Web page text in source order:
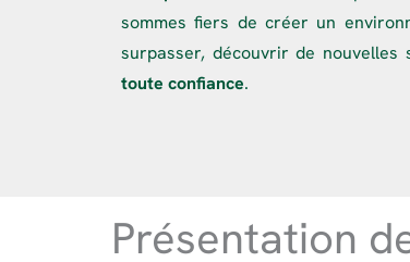
sommes fiers de créer un
surpasser, découvrir de nouvelles
toute confiance.
Présentation